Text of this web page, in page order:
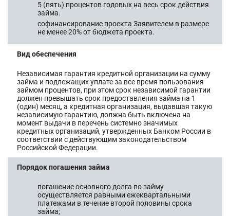
5 (пять) процентов годовых на весь срок действия
займа.
софинансирование проекта Заявителем в размере
не менее 20% от бюджета проекта.
Вид обеспечения
Независимая гарантия кредитной организации на сумму
займа и подлежащих уплате за все время пользования
займом процентов, при этом срок независимой гарантии
должен превышать срок предоставления займа на 1
(один) месяц, а кредитная организация, выдавшая такую
независимую гарантию, должна быть включена на
момент выдачи в перечень системно значимых
кредитных организаций, утвержденных Банком России в
соответствии с действующим законодательством
Российской Федерации.
Порядок погашения займа
погашение основного долга по займу
осуществляется равными ежеквартальными
платежами в течение второй половины срока
займа;